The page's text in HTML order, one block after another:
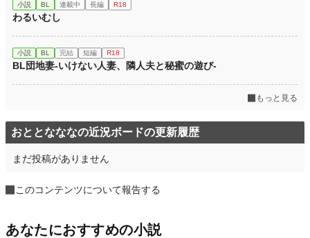
小説 BL 連載中 長編 R18
わるいむし
小説 BL 完結 短編 R18
BL団地妻-いけない人妻、隣人夫と秘蜜の遊び-
もっと見る
おととなななの近況ボードの更新履歴
まだ投稿がありません
このコンテンツについて報告する
あなたにおすすめの小説